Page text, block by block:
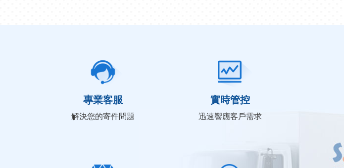
專業客服
解決您的寄件問題
實時管控
迅速響應客戶需求